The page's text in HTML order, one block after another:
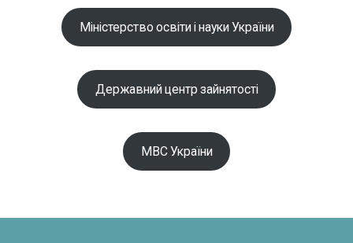
Міністерство освіти і науки України
Державний центр зайнятості
МВС України